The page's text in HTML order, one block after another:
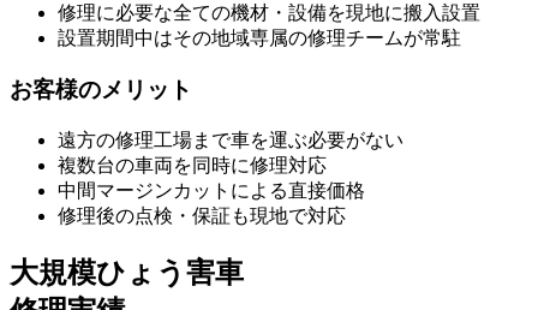
修理に必要な全ての機材・設備を現地に搬入設置
設置期間中はその地域専属の修理チームが常駐
お客様のメリット
遠方の修理工場まで車を運ぶ必要がない
複数台の車両を同時に修理対応
中間マージンカットによる直接価格
修理後の点検・保証も現地で対応
大規模ひょう害車